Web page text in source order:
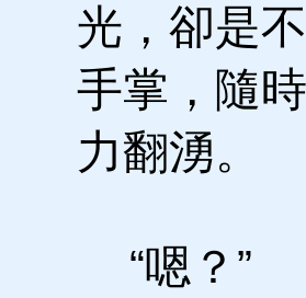
光，卻是
手掌，隨
力翻湧。
“嗯？”